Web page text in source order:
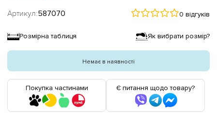
Артикул:587070 0 відгуків
Розмірна таблиця Як вибрати розмір?
Немає в наявності
Покупка частинами Є питання щодо товару?